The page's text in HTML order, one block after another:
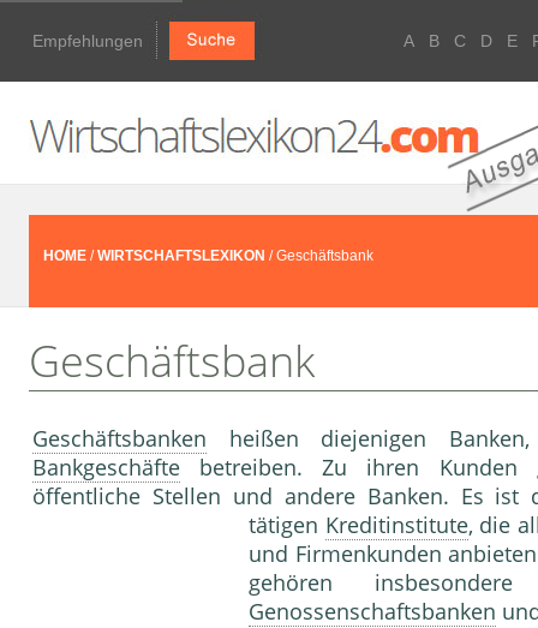
Empfehlungen A B C D E
HOME /WIRTSCHAFTSLEXIKON / Geschäftsbank
Geschäftsbank
Geschäftsbanken heißen diejenigen
Bankgeschäfte betreiben. Zu ihren Kunden
öffentliche Stellen und andere Banken. Es
tätigen Kreditinstitute, die
und Firmenkunden
gehören
Genossenschaftsbanken